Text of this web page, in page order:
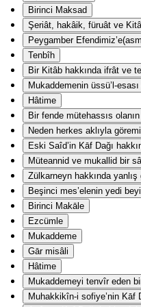
Birinci Maksad
Şeriât, hakâik, füruât ve
Peygamber
Tenbîh
Bir Kitâb hakkında ifrât ve
Mukaddemenin üssü’l-
Hâtime
Bir fende mütehassıs
Neden herkes aklıyla
Eski Saîd’in Kāf Dağı
Müteannid ve mukallid bir
Zülkarneyn hakkında
Beşinci mes’elenin yedi
Birinci Makāle
Ezcümle
Mukaddeme
Gār misâli
Hâtime
Mukaddemeyi tenvîr eden
Muhakkikîn-i sofiye’nin Kāf